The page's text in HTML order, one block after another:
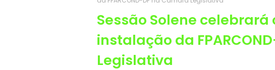
Sessão Solene celebrará
instalação da
Legislativa